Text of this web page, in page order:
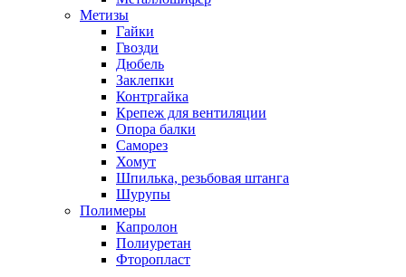
Метизы
Гайки
Гвозди
Дюбель
Заклепки
Контргайка
Крепеж для вентиляции
Опора балки
Саморез
Хомут
Шпилька, резьбовая штанга
Шурупы
Полимеры
Капролон
Полиуретан
Фторопласт